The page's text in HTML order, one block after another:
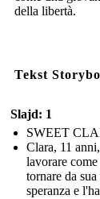
della libertà.
Tekst
Slajd: 1
SWEET
Clara, 11
lavorare
tornare da
speranza e